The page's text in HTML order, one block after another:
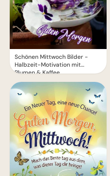
Schönen Mittwoch Bilder -
Halbzeit-Motivation mit
Blumen & Kaffee